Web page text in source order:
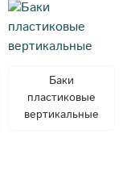
Баки
пластиковые
вертикальные